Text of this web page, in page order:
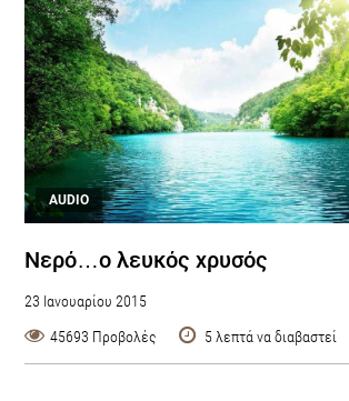
AUDIO
Νερό…ο λευκός χρυσός
23 Ιανουαρίου 2015
45693 Προβολές
5 λεπτά να διαβαστεί